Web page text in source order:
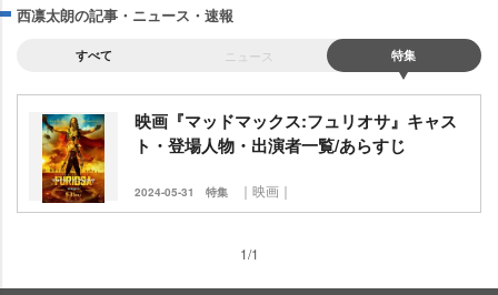
西凛太朗の記事・ニュース・速報
すべて ニュース 特集
映画『マッドマックス:フュリオサ』キャス
ト・登場人物・出演者一覧/あらすじ
2024-05-31 特集 ｜映画｜
1/1